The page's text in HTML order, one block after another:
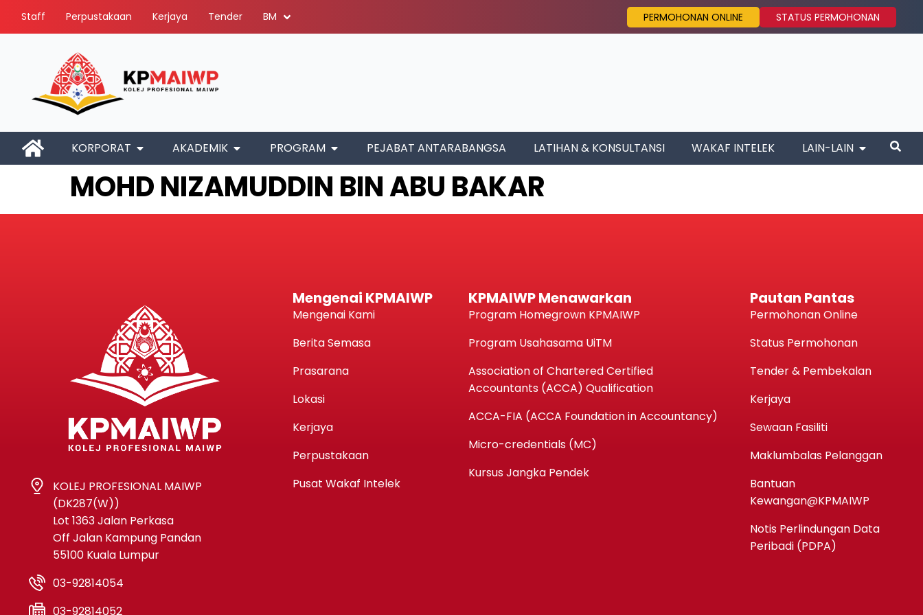
Staff Perpustakaan Kerjaya Tender BM PERMOHONAN ONLINE STATUS PERMOHONAN
KORPORAT AKADEMIK PROGRAM PEJABAT ANTARABANGSA LATIHAN & KONSULTANSI WAKAF INTELEK LAIN-LAIN
MOHD NIZAMUDDIN BIN ABU BAKAR
KOLEJ PROFESIONAL MAIWP
(DK287(W))
Lot 1363 Jalan Perkasa
Off Jalan Kampung Pandan
55100 Kuala Lumpur
03-92814054
03-92814052
Mengenai KPMAIWP
Mengenai Kami
Berita Semasa
Prasarana
Lokasi
Kerjaya
Perpustakaan
Pusat Wakaf Intelek
KPMAIWP Menawarkan
Program Homegrown KPMAIWP
Program Usahasama UiTM
Association of Chartered Certified
Accountants (ACCA) Qualification
ACCA-FIA (ACCA Foundation in Accountancy)
Micro-credentials (MC)
Kursus Jangka Pendek
Pautan Pantas
Permohonan Online
Status Permohonan
Tender & Pembekalan
Kerjaya
Sewaan Fasiliti
Maklumbalas Pelanggan
Bantuan
Kewangan@KPMAIWP
Notis Perlindungan Data
Peribadi (PDPA)